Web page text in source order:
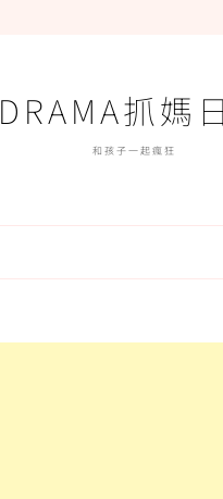
DRAMA抓媽
和孩子一起瘋狂